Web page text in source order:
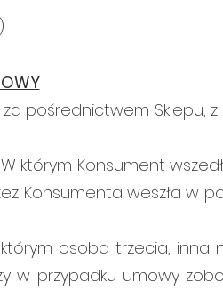
pośrednictwem Sklepu, z
którym Konsument
Konsumenta weszła w
osoba trzecia, inna
w przypadku umowy